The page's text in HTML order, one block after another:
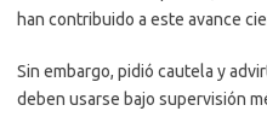
han contribuido a este avance
Sin embargo, pidió cautela y
deben usarse bajo supervisión